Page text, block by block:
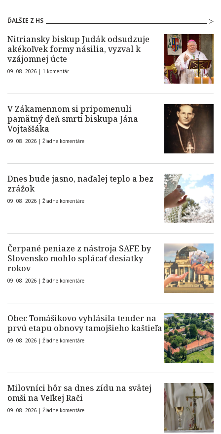
ĎALŠIE Z HS
Nitriansky biskup Judák odsudzuje
akékoľvek formy násilia, vyzval k
vzájomnej úcte
09. 08. 2026 | 1 komentár
V Zákamennom si pripomenuli
pamätný deň smrti biskupa Jána
Vojtaššáka
09. 08. 2026 | Žiadne komentáre
Dnes bude jasno, naďalej teplo a bez
zrážok
09. 08. 2026 | Žiadne komentáre
Čerpané peniaze z nástroja SAFE by
Slovensko mohlo splácať desiatky
rokov
09. 08. 2026 | Žiadne komentáre
Obec Tomášikovo vyhlásila tender na
prvú etapu obnovy tamojšieho kaštieľa
09. 08. 2026 | Žiadne komentáre
Milovníci hôr sa dnes zídu na svätej
omši na Veľkej Rači
09. 08. 2026 | Žiadne komentáre